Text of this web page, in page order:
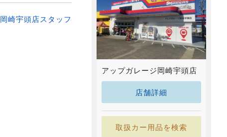
岡崎宇頭店スタッフ
アップガレージ岡崎宇頭店
店舗詳細
取扱カー用品を検索